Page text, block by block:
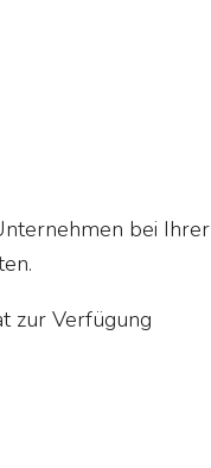
bei Ihrer
zur Verfügung